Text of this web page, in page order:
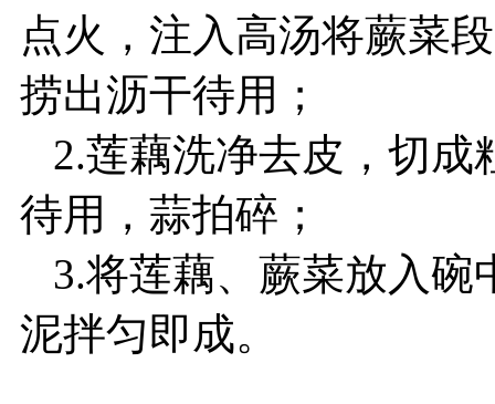
点火，注入高汤将蕨菜
捞出沥干待用；
2.莲藕洗净去皮，切成
待用，蒜拍碎；
3.将莲藕、蕨菜放入碗
泥拌匀即成。